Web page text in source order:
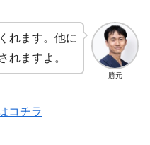
勝元
れます。他に
されますよ。
コチラ